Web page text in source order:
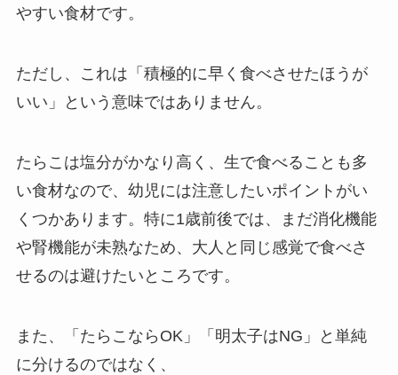
やすい食材です。
ただし、これは「積極的に早く食べさせたほうが
いい」という意味ではありません。
たらこは塩分がかなり高く、生で食べることも多
い食材なので、幼児には注意したいポイントがい
くつかあります。特に1歳前後では、まだ消化機能
や腎機能が未熟なため、大人と同じ感覚で食べさ
せるのは避けたいところです。
また、「たらこならOK」「明太子はNG」と単純
に分けるのではなく、